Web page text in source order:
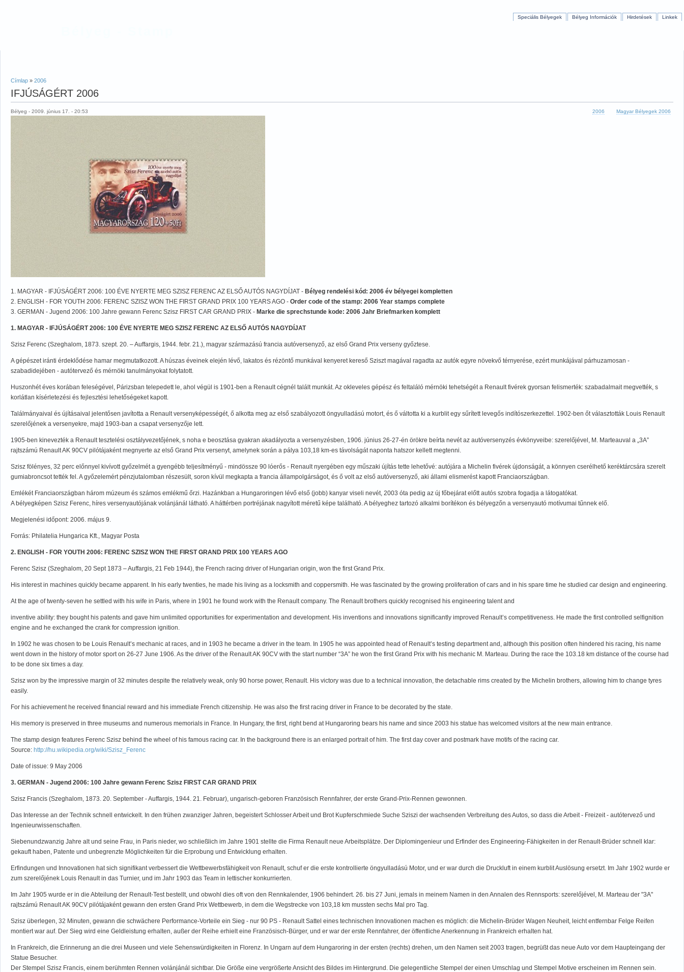
Speciális Bélyegek Bélyeg Információk Hirdetések Linkek
Címlap » 2006
IFJÚSÁGÉRT 2006
Bélyeg - 2009. június 17. - 20:53 2006 Magyar Bélyegek 2006
1. MAGYAR - IFJÚSÁGÉRT 2006: 100 ÉVE NYERTE MEG SZISZ FERENC AZ ELSŐ AUTÓS NAGYDÍJAT - Bélyeg rendelési kód: 2006 év bélyegei kompletten
2. ENGLISH - FOR YOUTH 2006: FERENC SZISZ WON THE FIRST GRAND PRIX 100 YEARS AGO - Order code of the stamp: 2006 Year stamps complete
3. GERMAN - Jugend 2006: 100 Jahre gewann Ferenc Szisz FIRST CAR GRAND PRIX - Marke die sprechstunde kode: 2006 Jahr Briefmarken komplett
1. MAGYAR - IFJÚSÁGÉRT 2006: 100 ÉVE NYERTE MEG SZISZ FERENC AZ ELSŐ AUTÓS NAGYDÍJAT
Szisz Ferenc (Szeghalom, 1873. szept. 20. – Auffargis, 1944. febr. 21.), magyar származású francia autóversenyző, az első Grand Prix verseny győztese.
A gépészet iránti érdeklődése hamar megmutatkozott. A húszas éveinek elején lévő, lakatos és rézöntő munkával kenyeret kereső Sziszt magával ragadta az autók egyre növekvő térnyerése, ezért munkájával párhuzamosan -
szabadidejében - autótervező és mérnöki tanulmányokat folytatott.
Huszonhét éves korában feleségével, Párizsban telepedett le, ahol végül is 1901-ben a Renault cégnél talált munkát. Az okleveles gépész és feltaláló mérnöki tehetségét a Renault fivérek gyorsan felismerték: szabadalmait megvették, s
korlátlan kísérletezési és fejlesztési lehetőségeket kapott.
Találmányaival és újításaival jelentősen javította a Renault versenyképességét, ő alkotta meg az első szabályozott öngyulladású motort, és ő váltotta ki a kurblit egy sűrített levegős indítószerkezettel. 1902-ben őt választották Louis Renault
szerelőjének a versenyekre, majd 1903-ban a csapat versenyzője lett.
1905-ben kinevezték a Renault tesztelési osztályvezetőjének, s noha e beosztása gyakran akadályozta a versenyzésben, 1906. június 26-27-én örökre beírta nevét az autóversenyzés évkönyveibe: szerelőjével, M. Marteauval a „3A”
rajtszámú Renault AK 90CV pilótájaként megnyerte az első Grand Prix versenyt, amelynek során a pálya 103,18 km-es távolságát naponta hatszor kellett megtenni.
Szisz fölényes, 32 perc előnnyel kivívott győzelmét a gyengébb teljesítményű - mindössze 90 lóerős - Renault nyergében egy műszaki újítás tette lehetővé: autójára a Michelin fivérek újdonságát, a könnyen cserélhető keréktárcsára szerelt
gumiabroncsot tették fel. A győzelemért pénzjutalomban részesült, soron kívül megkapta a francia állampolgárságot, és ő volt az első autóversenyző, aki állami elismerést kapott Franciaországban.
Emlékét Franciaországban három múzeum és számos emlékmű őrzi. Hazánkban a Hungaroringen lévő első (jobb) kanyar viseli nevét, 2003 óta pedig az új főbejárat előtt autós szobra fogadja a látogatókat.
A bélyegképen Szisz Ferenc, híres versenyautójának volánjánál látható. A háttérben portréjának nagyított méretű képe található. A bélyeghez tartozó alkalmi borítékon és bélyegzőn a versenyautó motívumai tűnnek elő.
Megjelenési időpont: 2006. május 9.
Forrás: Philatelia Hungarica Kft., Magyar Posta
2. ENGLISH - FOR YOUTH 2006: FERENC SZISZ WON THE FIRST GRAND PRIX 100 YEARS AGO
Ferenc Szisz (Szeghalom, 20 Sept 1873 – Auffargis, 21 Feb 1944), the French racing driver of Hungarian origin, won the first Grand Prix.
His interest in machines quickly became apparent. In his early twenties, he made his living as a locksmith and coppersmith. He was fascinated by the growing proliferation of cars and in his spare time he studied car design and engineering.
At the age of twenty-seven he settled with his wife in Paris, where in 1901 he found work with the Renault company. The Renault brothers quickly recognised his engineering talent and
inventive ability: they bought his patents and gave him unlimited opportunities for experimentation and development. His inventions and innovations significantly improved Renault’s competitiveness. He made the first controlled selfignition
engine and he exchanged the crank for compression ignition.
In 1902 he was chosen to be Louis Renault’s mechanic at races, and in 1903 he became a driver in the team. In 1905 he was appointed head of Renault’s testing department and, although this position often hindered his racing, his name
went down in the history of motor sport on 26-27 June 1906. As the driver of the Renault AK 90CV with the start number “3A” he won the first Grand Prix with his mechanic M. Marteau. During the race the 103.18 km distance of the course had
to be done six times a day.
Szisz won by the impressive margin of 32 minutes despite the relatively weak, only 90 horse power, Renault. His victory was due to a technical innovation, the detachable rims created by the Michelin brothers, allowing him to change tyres
easily.
For his achievement he received financial reward and his immediate French citizenship. He was also the first racing driver in France to be decorated by the state.
His memory is preserved in three museums and numerous memorials in France. In Hungary, the first, right bend at Hungaroring bears his name and since 2003 his statue has welcomed visitors at the new main entrance.
The stamp design features Ferenc Szisz behind the wheel of his famous racing car. In the background there is an enlarged portrait of him. The first day cover and postmark have motifs of the racing car.
Source: http://hu.wikipedia.org/wiki/Szisz_Ferenc
Date of issue: 9 May 2006
3. GERMAN - Jugend 2006: 100 Jahre gewann Ferenc Szisz FIRST CAR GRAND PRIX
Szisz Francis (Szeghalom, 1873. 20. September - Auffargis, 1944. 21. Februar), ungarisch-geboren Französisch Rennfahrer, der erste Grand-Prix-Rennen gewonnen.
Das Interesse an der Technik schnell entwickelt. In den frühen zwanziger Jahren, begeistert Schlosser Arbeit und Brot Kupferschmiede Suche Sziszi der wachsenden Verbreitung des Autos, so dass die Arbeit - Freizeit - autótervező und
Ingenieurwissenschaften.
Siebenundzwanzig Jahre alt und seine Frau, in Paris nieder, wo schließlich im Jahre 1901 stellte die Firma Renault neue Arbeitsplätze. Der Diplomingenieur und Erfinder des Engineering-Fähigkeiten in der Renault-Brüder schnell klar:
gekauft haben, Patente und unbegrenzte Möglichkeiten für die Erprobung und Entwicklung erhalten.
Erfindungen und Innovationen hat sich signifikant verbessert die Wettbewerbsfähigkeit von Renault, schuf er die erste kontrollierte öngyulladású Motor, und er war durch die Druckluft in einem kurblit Auslösung ersetzt. Im Jahr 1902 wurde er
zum szerelőjének Louis Renault in das Turnier, und im Jahr 1903 das Team in lettischer konkurrierten.
Im Jahr 1905 wurde er in die Abteilung der Renault-Test bestellt, und obwohl dies oft von den Rennkalender, 1906 behindert. 26. bis 27 Juni, jemals in meinem Namen in den Annalen des Rennsports: szerelőjével, M. Marteau der "3A"
rajtszámú Renault AK 90CV pilótájaként gewann den ersten Grand Prix Wettbewerb, in dem die Wegstrecke von 103,18 km mussten sechs Mal pro Tag.
Szisz überlegen, 32 Minuten, gewann die schwächere Performance-Vorteile ein Sieg - nur 90 PS - Renault Sattel eines technischen Innovationen machen es möglich: die Michelin-Brüder Wagen Neuheit, leicht entfernbar Felge Reifen
montiert war auf. Der Sieg wird eine Geldleistung erhalten, außer der Reihe erhielt eine Französisch-Bürger, und er war der erste Rennfahrer, der öffentliche Anerkennung in Frankreich erhalten hat.
In Frankreich, die Erinnerung an die drei Museen und viele Sehenswürdigkeiten in Florenz. In Ungarn auf dem Hungaroring in der ersten (rechts) drehen, um den Namen seit 2003 tragen, begrüßt das neue Auto vor dem Haupteingang der
Statue Besucher.
Der Stempel Szisz Francis, einem berühmten Rennen volánjánál sichtbar. Die Größe eine vergrößerte Ansicht des Bildes im Hintergrund. Die gelegentliche Stempel der einen Umschlag und Stempel Motive erscheinen im Rennen sein.